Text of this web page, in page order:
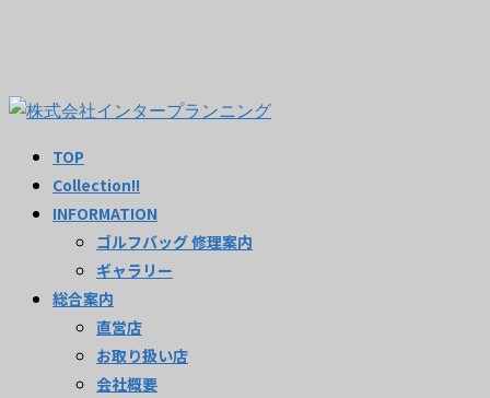
TOP
Collection!!
INFORMATION
ゴルフバッグ 修理案内
ギャラリー
総合案内
直営店
お取り扱い店
会社概要